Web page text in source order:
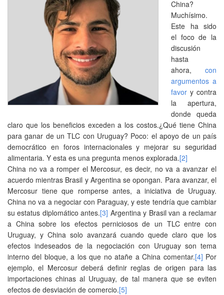
China?
Muchísimo.
Este ha sido
el foco de la
discusión
hasta
ahora, con
argumentos a
favor y contra
la apertura,
donde queda
claro que los beneficios exceden a los costos.¿Qué tiene China
para ganar de un TLC con Uruguay? Poco: el apoyo de un país
democrático en foros internacionales y mejorar su seguridad
alimentaria. Y esta es una pregunta menos explorada.[2]
China no va a romper el Mercosur, es decir, no va a avanzar el
acuerdo mientras Brasil y Argentina se opongan. Para avanzar, el
Mercosur tiene que romperse antes, a iniciativa de Uruguay.
China no va a negociar con Paraguay, y este tendría que cambiar
su estatus diplomático antes.[3] Argentina y Brasil van a reclamar
a China sobre los efectos perniciosos de un TLC entre con
Uruguay, y China solo avanzará cuando quede claro que los
efectos indeseados de la negociación con Uruguay son tema
interno del bloque, a los que no atañe a China comentar.[4] Por
ejemplo, el Mercosur deberá definir reglas de origen para las
importaciones chinas al Uruguay, de tal manera que se eviten
efectos de desviación de comercio.[5]